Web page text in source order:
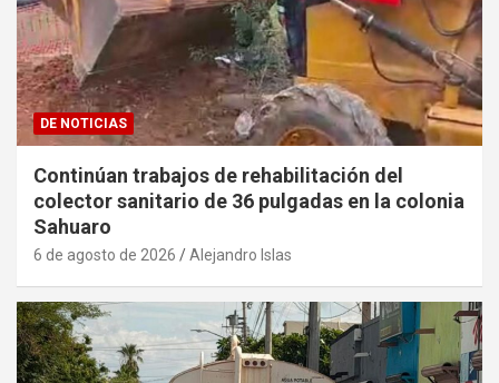
DE NOTICIAS
Continúan trabajos de rehabilitación del
colector sanitario de 36 pulgadas en la colonia
Sahuaro
6 de agosto de 2026 Alejandro Islas